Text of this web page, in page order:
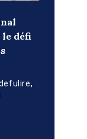
défi
sur le